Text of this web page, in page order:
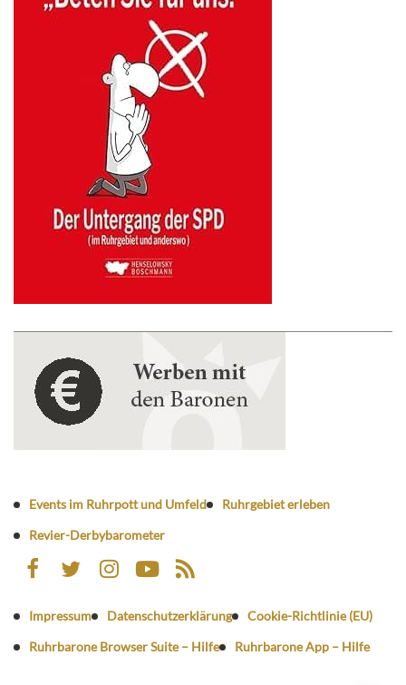
Events im Ruhrpott und Umfeld
Ruhrgebiet erleben
Revier-Derbybarometer
Impressum Datenschutzerklärung
Cookie-Richtlinie (EU)
Ruhrbarone Browser Suite – Hilfe
Ruhrbarone App – Hilfe